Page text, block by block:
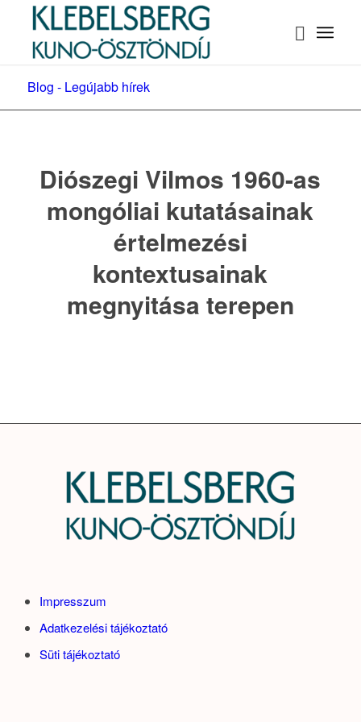
Blog - Legújabb hírek
Diószegi Vilmos 1960-as
mongóliai kutatásainak
értelmezési
kontextusainak
megnyitása terepen
Impresszum
Adatkezelési tájékoztató
Süti tájékoztató